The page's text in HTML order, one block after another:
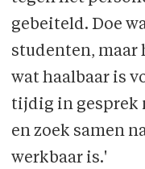
gebeiteld. Doe
studenten, maar
wat haalbaar is
tijdig in gesprek
en zoek samen
werkbaar is.'